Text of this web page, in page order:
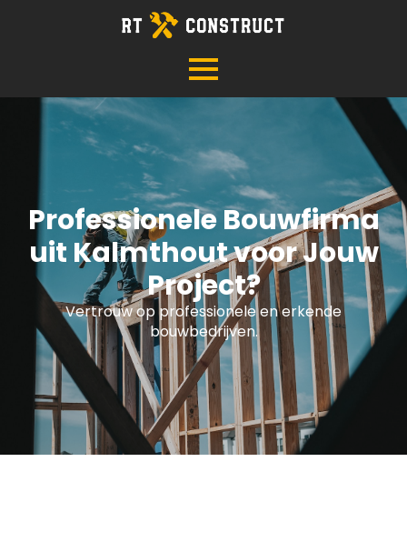
Professionele Bouwfirma
uit Kalmthout voor Jouw
Project?
Vertrouw op professionele en erkende
bouwbedrijven.